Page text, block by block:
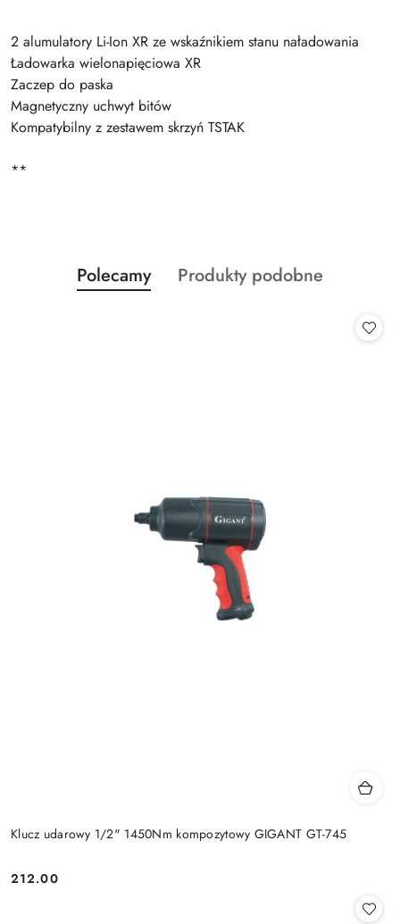
2 alumulatory Li-Ion XR ze wskaźnikiem stanu naładowania
Ładowarka wielonapięciowa XR
Zaczep do paska
Magnetyczny uchwyt bitów
Kompatybilny z zestawem skrzyń TSTAK
**
Pomiń karuzelę produktów
Produkty
o
Polecamy
Produkty
Produkty podobne
Klucz udarowy 1/2" 1450Nm kompozytowy GIGANT GT-745
Cena:
212.00